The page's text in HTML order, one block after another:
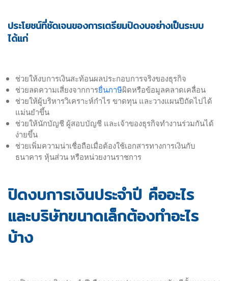
ประโยชน์ที่ชัดเจนของการเตรียมปิดงบอย่างเป็นระบบ
ได้แก่
ช่วยให้งบการเงินสะท้อนผลประกอบการจริงของธุรกิจ
ช่วยลดความเสี่ยงจากการยื่นภาษีผิดหรือข้อมูลคลาดเคลื่อน
ช่วยให้ผู้บริหารวิเคราะห์กำไร ขาดทุน และวางแผนปีถัดไปได้
แม่นยำขึ้น
ช่วยให้นักบัญชี ผู้สอบบัญชี และเจ้าของธุรกิจทำงานร่วมกันได้
ง่ายขึ้น
ช่วยเพิ่มความน่าเชื่อถือเมื่อต้องใช้เอกสารทางการเงินกับ
ธนาคาร หุ้นส่วน หรือหน่วยงานราชการ
ปิดงบการเงินประจำปี คืออะไร
และบริษัทขนาดเล็กต้องทำอะไร
บ้าง